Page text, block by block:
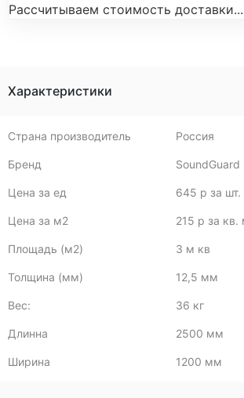
Рассчитываем стоимость доставки...
Характеристики
Страна производитель Россия
Бренд SoundGuard
Цена за ед 645 р за шт.
Цена за м2 215 р за кв.
Площадь (м2) 3 м кв
Толщина (мм) 12,5 мм
Вес: 36 кг
Длинна 2500 мм
Ширина 1200 мм